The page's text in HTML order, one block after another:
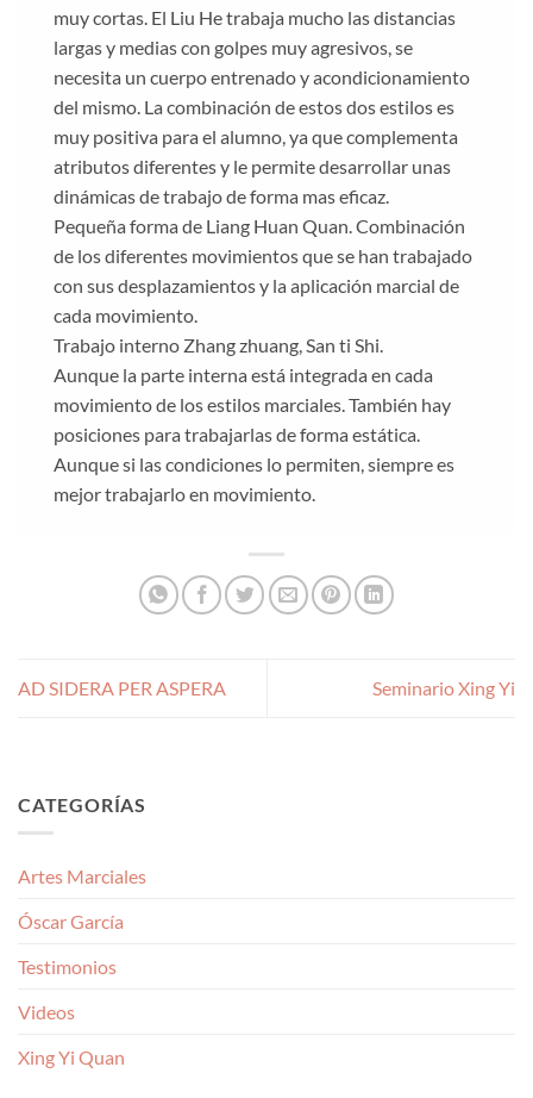
muy cortas. El Liu He trabaja mucho las distancias
largas y medias con golpes muy agresivos, se
necesita un cuerpo entrenado y acondicionamiento
del mismo. La combinación de estos dos estilos es
muy positiva para el alumno, ya que complementa
atributos diferentes y le permite desarrollar unas
dinámicas de trabajo de forma mas eficaz.
Pequeña forma de Liang Huan Quan. Combinación
de los diferentes movimientos que se han trabajado
con sus desplazamientos y la aplicación marcial de
cada movimiento.
Trabajo interno Zhang zhuang, San ti Shi.
Aunque la parte interna está integrada en cada
movimiento de los estilos marciales. También hay
posiciones para trabajarlas de forma estática.
Aunque si las condiciones lo permiten, siempre es
mejor trabajarlo en movimiento.
AD SIDERA PER ASPERA Seminario Xing Yi
CATEGORÍAS
Artes Marciales
Óscar García
Testimonios
Videos
Xing Yi Quan